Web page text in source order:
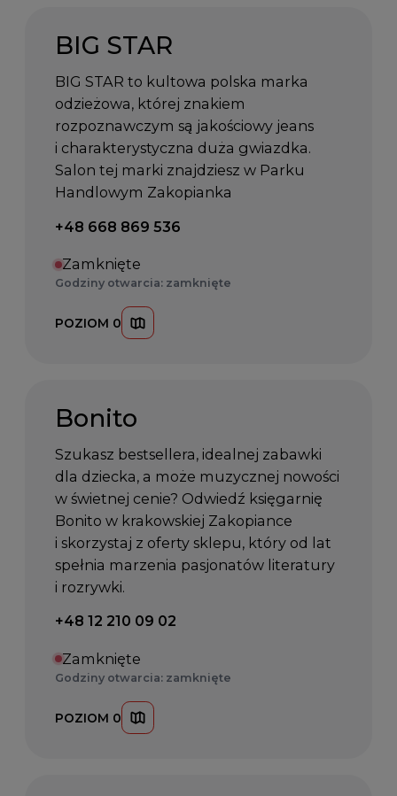
BIG STAR
BIG STAR to kultowa polska marka
odzieżowa, której znakiem
rozpoznawczym są jakościowy jeans
i charakterystyczna duża gwiazdka.
Salon tej marki znajdziesz w Parku
Handlowym Zakopianka
Telefon kontaktowy:
+48 668 869 536
Zamknięte
Godziny otwarcia: zamknięte
POZIOM 0
Bonito
Szukasz bestsellera, idealnej zabawki
dla dziecka, a może muzycznej nowości
w świetnej cenie? Odwiedź księgarnię
Bonito w krakowskiej Zakopiance
i skorzystaj z oferty sklepu, który od lat
spełnia marzenia pasjonatów literatury
i rozrywki.
Telefon kontaktowy:
+48 12 210 09 02
Zamknięte
Godziny otwarcia: zamknięte
POZIOM 0